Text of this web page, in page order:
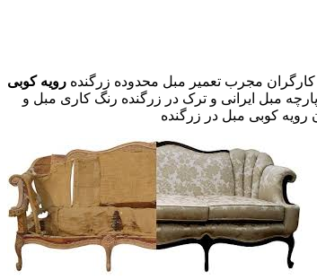
رویه کوبی
مبل ایرانی و ترک در زرگنده رنگ کاری مبل و
رویه کوبی مبل در زرگنده